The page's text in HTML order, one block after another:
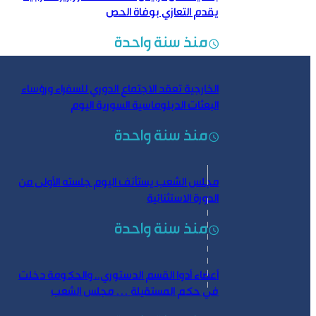
يقدم التعازي بوفاة الحص
منذ سنة واحدة
الخارجية تعقد الاجتماع الدوري للسفراء ورؤساء
البعثات الدبلوماسية السورية اليوم
منذ سنة واحدة
مجلس الشعب يستأنف اليوم جلسته الأولى من
الدورة الاستثنائية
منذ سنة واحدة
أعضاء أدوا القسم الدستوري.. والحكومة دخلت
في حكم المستقيلة … مجلس الشعب